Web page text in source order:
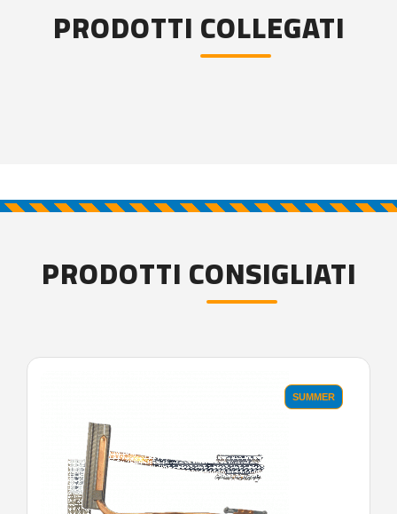
PRODOTTI COLLEGATI
PRODOTTI CONSIGLIATI
SUMMER